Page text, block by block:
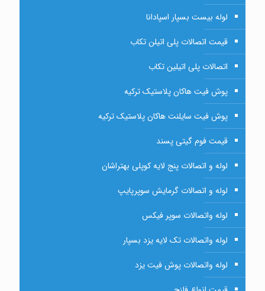
لوله بیست بسپار اسپادانا
قیمت اتصالات پلی اتیلن تکاب
اتصالات پلی اتیلین تکاب
پوش فیت هاکان پلاستیک ترکیه
پوش فیت سایلنت هاکان پلاستیک ترکیه
قیمت فوم گیتی پسند
لوله و اتصالات پنج لایه کوپلی بهتراشان
لوله و اتصالات گرمایش سوپرپایپ
لوله واتصالات سوپر فیکس
لوله واتصالات تک لایه یزد بسپار
لوله واتصالات پوش فیت یزد